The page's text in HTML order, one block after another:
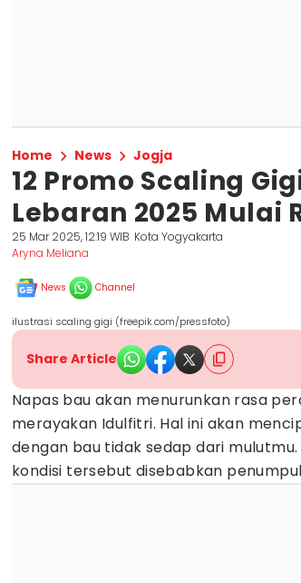
Home News Jogja
12 Promo Scaling
Lebaran 2025 Mulai
25 Mar 2025, 12:19 WIB Kota Yogyakarta
Aryna Meliana
News Channel
ilustrasi scaling gigi (freepik.com/pressfoto)
Share Article
Napas bau akan menurunkan rasa
merayakan Idulfitri. Hal ini akan
dengan bau tidak sedap dari
kondisi tersebut disebabkan